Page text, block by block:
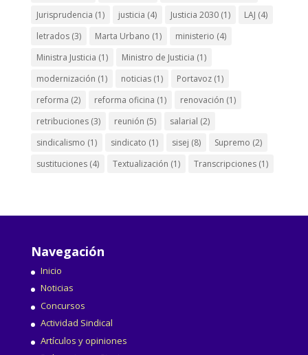
Jurisprudencia (1) justicia (4) Justicia 2030(1) LAJ (4)
letrados(3) Marta Urbano (1) ministerio (4)
Ministra Justicia (1) Ministro de Justicia (1)
modernización (1) noticias(1) Portavoz(1)
reforma (2) reforma oficina (1) renovación (1)
retribuciones(3) reunión (5) salarial (2)
sindicalismo (1) sindicato (1) sisej (8) Supremo (2)
sustituciones(4) Textualización (1) Transcripciones(1)
Navegación
Inicio
Noticias
Concursos
Actividad Sindical
Artículos y opiniones